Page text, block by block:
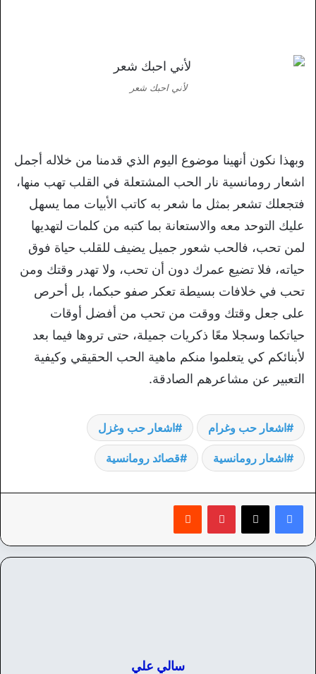
لأني احبك شعر
وبهذا نكون أنهينا موضوع اليوم الذي قدمنا من خلاله أجمل
اشعار رومانسية نار الحب المشتعلة في القلب تهب منها،
فتجعلك تشعر بمثل ما شعر به كاتب الأبيات مما يسهل
عليك التوحد معه والاستعانة بما كتبه من كلمات لتهديها
لمن تحب، فالحب شعور جميل يضيف للقلب حياة فوق
حياته، فلا تضيع عمرك دون أن تحب، ولا تهدر وقتك ومن
تحب في خلافات بسيطة تعكر صفو حبكما، بل أحرص
على جعل وقتك ووقت من تحب من أفضل أوقات
حياتكما وسجلا معًا ذكريات جميلة، حتى تروها فيما بعد
لأبنائكم كي يتعلموا منكم ماهية الحب الحقيقي وكيفية
التعبير عن مشاعرهم الصادقة.
اشعار حب وغرام اشعار حب وغزل
اشعار رومانسية قصائد رومانسية
بينتيريست
سالي علي